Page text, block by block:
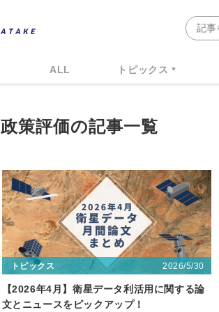
ALL トピックス
政策評価の記事一覧
トピックス 2026/5/30
【2026年4月】衛星データ利活用に関する論
文とニュースをピックアップ！